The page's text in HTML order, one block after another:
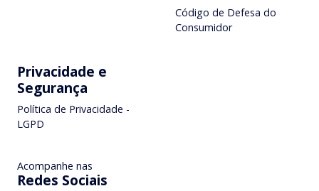
Código de Defesa do
Consumidor
Privacidade e
Segurança
Política de Privacidade -
LGPD
Acompanhe nas
Redes Sociais